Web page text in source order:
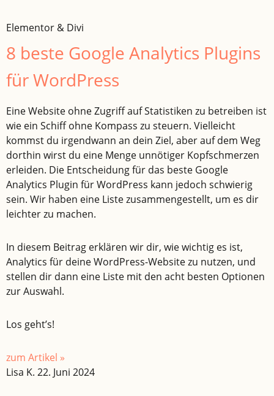
Elementor & Divi
8 beste Google Analytics Plugins
für WordPress
Eine Website ohne Zugriff auf Statistiken zu betreiben ist
wie ein Schiff ohne Kompass zu steuern. Vielleicht
kommst du irgendwann an dein Ziel, aber auf dem Weg
dorthin wirst du eine Menge unnötiger Kopfschmerzen
erleiden. Die Entscheidung für das beste Google
Analytics Plugin für WordPress kann jedoch schwierig
sein. Wir haben eine Liste zusammengestellt, um es dir
leichter zu machen.
In diesem Beitrag erklären wir dir, wie wichtig es ist,
Analytics für deine WordPress-Website zu nutzen, und
stellen dir dann eine Liste mit den acht besten Optionen
zur Auswahl.
Los geht’s!
zum Artikel »
Lisa K. 22. Juni 2024